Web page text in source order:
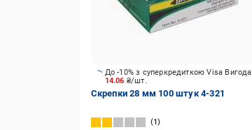
14.06 ₴/шт.
До -10% з суперкредиткою Visa Вигода
Скрепки 28 мм 100 штук 4-321
1